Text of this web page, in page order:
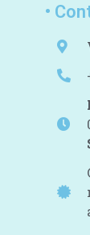
•